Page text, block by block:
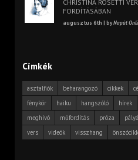
CHRISTINA ROSETTI
FORDÍTÁSÁBAN
augusztus 6th | byNapút
Címkék
asztalfiók beharangozó cikkek
fénykör
haiku hangszóló hírek
meghívó
műfordítás próza
vers
videók visszhang önszócikk